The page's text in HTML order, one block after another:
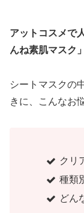
アットコスメで
んね素肌マスク
シートマスクの
きに、こんなお
クリ
種類
どん